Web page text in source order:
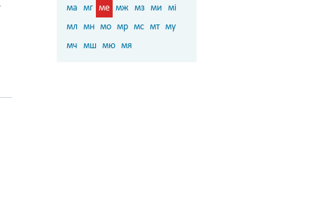
ма мг ме мж мз ми мі
мл мн мо мр мс мт му
мч мш мю мя